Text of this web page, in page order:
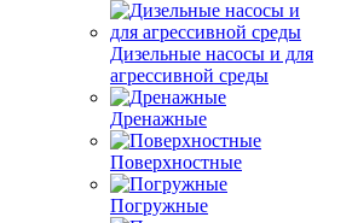
Дизельные насосы и для
агрессивной среды
Дренажные
Поверхностные
Погружные